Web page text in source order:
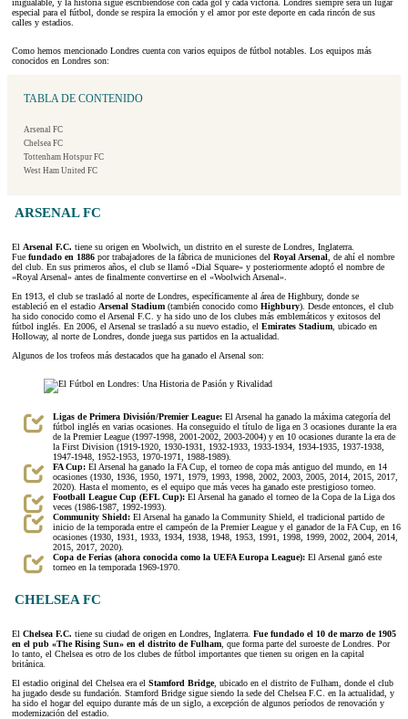
inigualable, y la historia sigue escribiéndose con cada gol y cada victoria. Londres siempre será un lugar
especial para el fútbol, donde se respira la emoción y el amor por este deporte en cada rincón de sus
calles y estadios.
Como hemos mencionado Londres cuenta con varios equipos de fútbol notables. Los equipos más
conocidos en Londres son:
TABLA DE CONTENIDO
Arsenal FC
Chelsea FC
Tottenham Hotspur FC
West Ham United FC
ARSENAL FC
El Arsenal F.C. tiene su origen en Woolwich, un distrito en el sureste de Londres, Inglaterra.
Fue fundado en 1886 por trabajadores de la fábrica de municiones del Royal Arsenal , de ahí el nombre
del club. En sus primeros años, el club se llamó «Dial Square» y posteriormente adoptó el nombre de
«Royal Arsenal» antes de finalmente convertirse en el «Woolwich Arsenal».
En 1913, el club se trasladó al norte de Londres, específicamente al área de Highbury, donde se
estableció en el estadio Arsenal Stadium (también conocido como Highbury). Desde entonces, el club
ha sido conocido como el Arsenal F.C. y ha sido uno de los clubes más emblemáticos y exitosos del
fútbol inglés. En 2006, el Arsenal se trasladó a su nuevo estadio, el Emirates Stadium , ubicado en
Holloway, al norte de Londres, donde juega sus partidos en la actualidad.
Algunos de los trofeos más destacados que ha ganado el Arsenal son:
Ligas de Primera División/Premier League: El Arsenal ha ganado la máxima categoría del
fútbol inglés en varias ocasiones. Ha conseguido el título de liga en 3 ocasiones durante la era
de la Premier League (1997-1998, 2001-2002, 2003-2004) y en 10 ocasiones durante la era de
la First Division (1919-1920, 1930-1931, 1932-1933, 1933-1934, 1934-1935, 1937-1938,
1947-1948, 1952-1953, 1970-1971, 1988-1989).
FA Cup: El Arsenal ha ganado la FA Cup, el torneo de copa más antiguo del mundo, en 14
ocasiones (1930, 1936, 1950, 1971, 1979, 1993, 1998, 2002, 2003, 2005, 2014, 2015, 2017,
2020). Hasta el momento, es el equipo que más veces ha ganado este prestigioso torneo.
Football League Cup (EFL Cup): El Arsenal ha ganado el torneo de la Copa de la Liga dos
veces (1986-1987, 1992-1993).
Community Shield: El Arsenal ha ganado la Community Shield, el tradicional partido de
inicio de la temporada entre el campeón de la Premier League y el ganador de la FA Cup, en 16
ocasiones (1930, 1931, 1933, 1934, 1938, 1948, 1953, 1991, 1998, 1999, 2002, 2004, 2014,
2015, 2017, 2020).
Copa de Ferias (ahora conocida como la UEFA Europa League): El Arsenal ganó este
torneo en la temporada 1969-1970.
CHELSEA FC
El Chelsea F.C. tiene su ciudad de origen en Londres, Inglaterra. Fue fundado el 10 de marzo de 1905
en el pub «The Rising Sun» en el distrito de Fulham , que forma parte del suroeste de Londres. Por
lo tanto, el Chelsea es otro de los clubes de fútbol importantes que tienen su origen en la capital
británica.
El estadio original del Chelsea era el Stamford Bridge, ubicado en el distrito de Fulham, donde el club
ha jugado desde su fundación. Stamford Bridge sigue siendo la sede del Chelsea F.C. en la actualidad, y
ha sido el hogar del equipo durante más de un siglo, a excepción de algunos períodos de renovación y
modernización del estadio.